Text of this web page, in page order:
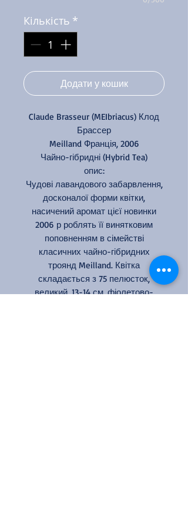
Кількість *
Додати у кошик
Claude Brasseur (MEIbriacus) Клод
Брассер
Meilland Франція, 2006
Чайно-гібридні (Hybrid Tea)
опис:
Чудові лавандового забарвлення,
досконалої форми квітки,
насичений аромат цієї новинки
2006 р роблять її винятковим
поповненням в сімействі
класичних чайно-гібридних
троянд Meilland. Квітка
складається з 75 пелюсток,
великий, 13-14 см, фіолетово-